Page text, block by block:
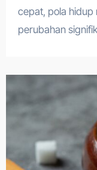
cepat, pola hidup
perubahan